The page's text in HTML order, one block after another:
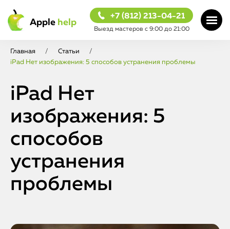
Apple help
+7 (812) 213-04-21
Выезд мастеров с 9:00 до 21:00
Главная / Статьи
/
iPad Нет изображения: 5 способов устранения проблемы
iPad Нет
изображения: 5
способов
устранения
проблемы